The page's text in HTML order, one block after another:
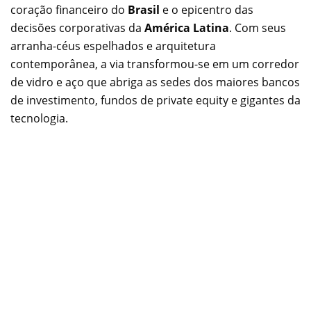
coração financeiro do Brasil e o epicentro das
decisões corporativas da América Latina. Com seus
arranha-céus espelhados e arquitetura
contemporânea, a via transformou-se em um corredor
de vidro e aço que abriga as sedes dos maiores bancos
de investimento, fundos de private equity e gigantes da
tecnologia.